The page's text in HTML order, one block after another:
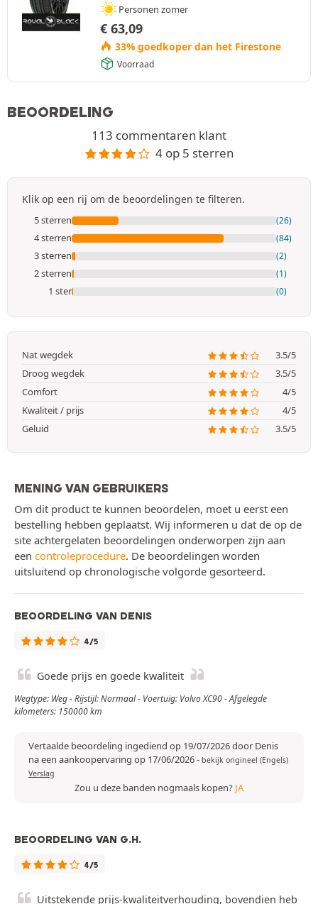
Personen zomer
€ 63,09
33% goedkoper dan het Firestone
Voorraad
BEOORDELING
113 commentaren klant
4 op 5 sterren
Klik op een rij om de beoordelingen te filteren.
5 sterren (26)
4 sterren (84)
3 sterren (2)
2 sterren (1)
1 ster (0)
Nat wegdek
3.5/5
Droog wegdek
3.5/5
Comfort
4/5
Kwaliteit / prijs
4/5
Geluid
3.5/5
MENING VAN GEBRUIKERS
Om dit product te kunnen beoordelen, moet u eerst een
bestelling hebben geplaatst. Wij informeren u dat de op de
site achtergelaten beoordelingen onderworpen zijn aan
een controleprocedure. De beoordelingen worden
uitsluitend op chronologische volgorde gesorteerd.
BEOORDELING VAN DENIS
4/5
Goede prijs en goede kwaliteit
Wegtype: Weg - Rijstijl: Normaal - Voertuig: Volvo XC90 - Afgelegde
kilometers: 150000 km
Vertaalde beoordeling ingediend op 19/07/2026 door Denis
na een aankoopervaring op 17/06/2026- bekijk origineel (Engels)
Verslag
Zou u deze banden nogmaals kopen? JA
BEOORDELING VAN G.H.
4/5
Uitstekende prijs-kwaliteitverhouding, bovendien heb